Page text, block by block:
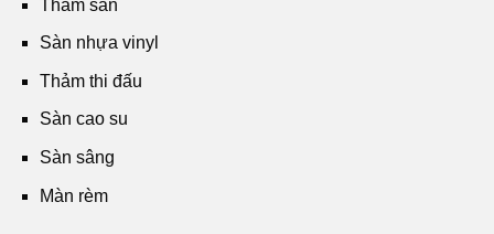
Thảm sàn
Sàn nhựa vinyl
Thảm thi đấu
Sàn cao su
Sàn sâng
Màn rèm